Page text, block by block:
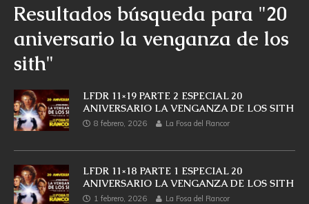
Resultados búsqueda para "20
aniversario la venganza de los
sith"
LFDR 11×19 PARTE 2 ESPECIAL 20
ANIVERSARIO LA VENGANZA DE LOS SITH
8 febrero, 2026 La Fosa del Rancor
LFDR 11×18 PARTE 1 ESPECIAL 20
ANIVERSARIO LA VENGANZA DE LOS SITH
1 febrero, 2026 La Fosa del Rancor